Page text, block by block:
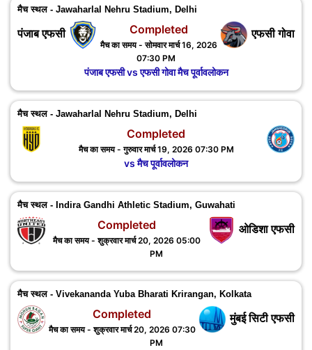
मैच स्थल - Jawaharlal Nehru Stadium, Delhi
पंजाब एफसी एफसी गोवा
Completed
मैच का समय - सोमवार मार्च 16, 2026
07:30 PM
पंजाब एफसी vs एफसी गोवा मैच पूर्वावलोकन
मैच स्थल - Jawaharlal Nehru Stadium, Delhi
Completed
मैच का समय - गुरुवार मार्च 19, 2026 07:30 PM
vs मैच पूर्वावलोकन
मैच स्थल - Indira Gandhi Athletic Stadium, Guwahati
ओडिशा एफसी
Completed
मैच का समय - शुक्रवार मार्च 20, 2026 05:00
PM
मैच स्थल - Vivekananda Yuba Bharati Krirangan, Kolkata
मुंबई सिटी एफसी
Completed
मैच का समय - शुक्रवार मार्च 20, 2026 07:30
PM